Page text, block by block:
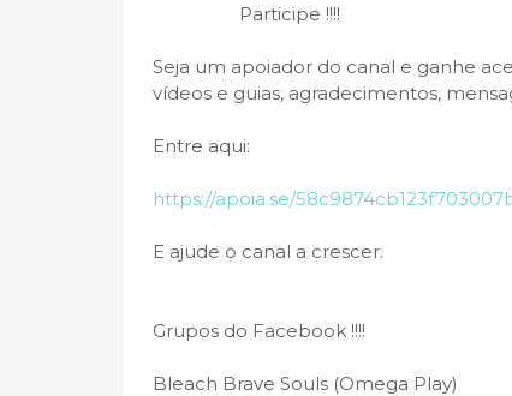
Participe !!!!
Seja um apoiador do canal e ganhe
vídeos e guias, agradecimentos,
Entre aqui:
https://apoia.se/
E ajude o canal a crescer.
Grupos do Facebook !!!!
Bleach Brave Souls (Omega Play)